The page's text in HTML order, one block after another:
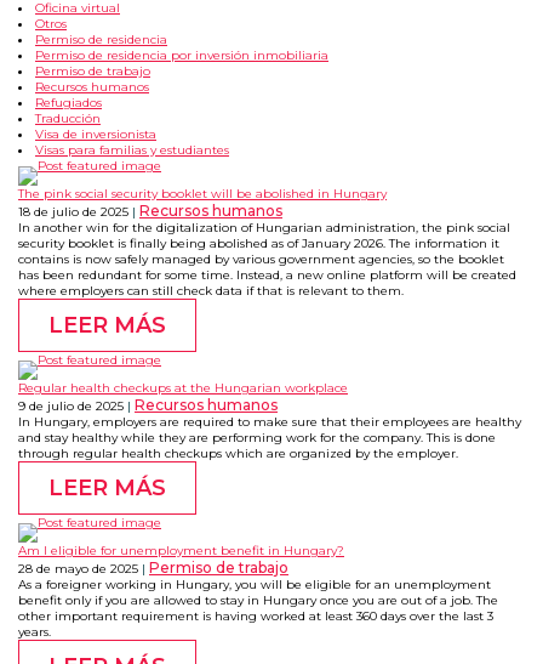
Oficina virtual
Otros
Permiso de residencia
Permiso de residencia por inversión inmobiliaria
Permiso de trabajo
Recursos humanos
Refugiados
Traducción
Visa de inversionista
Visas para familias y estudiantes
The pink social security booklet will be abolished in Hungary
18 de julio de 2025
Recursos humanos
In another win for the digitalization of Hungarian administration, the pink social
security booklet is finally being abolished as of January 2026. The information it
contains is now safely managed by various government agencies, so the booklet
has been redundant for some time. Instead, a new online platform will be created
where employers can still check data if that is relevant to them.
LEER MÁS
Regular health checkups at the Hungarian workplace
9 de julio de 2025
Recursos humanos
In Hungary, employers are required to make sure that their employees are healthy
and stay healthy while they are performing work for the company. This is done
through regular health checkups which are organized by the employer.
LEER MÁS
Am I eligible for unemployment benefit in Hungary?
28 de mayo de 2025
Permiso de trabajo
As a foreigner working in Hungary, you will be eligible for an unemployment
benefit only if you are allowed to stay in Hungary once you are out of a job. The
other important requirement is having worked at least 360 days over the last 3
years.